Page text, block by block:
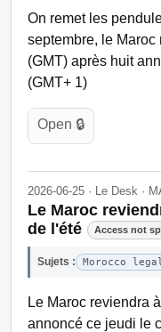
On remet les
septembre, le Maroc
(GMT) après huit
(GMT+ 1)
Open 🔒
2026-06-25 · Le Desk ·
Le Maroc
de l'été
Access not
Sujets : Morocco
Le Maroc reviendra
annoncé ce jeudi le